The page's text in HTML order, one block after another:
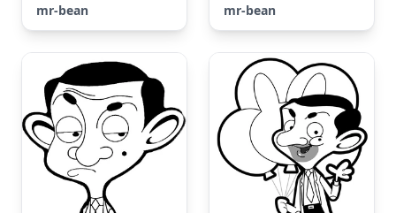
mr-bean
mr-bean